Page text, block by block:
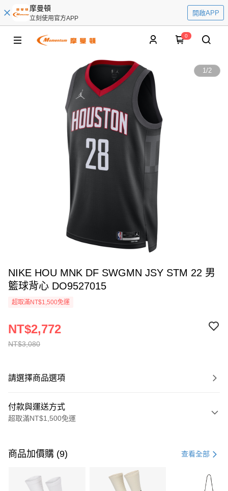
摩曼頓
立刻使用官方APP
開啟APP
0
1/2
NIKE HOU MNK DF SWGMN JSY STM 22 男
籃球背心 DO9527015
超取滿NT$1,500免運
NT$3,080
NT$2,772
請選擇商品選項
付款與運送方式
超取滿NT$1,500免運
信用卡一次付款
3 期 0 利率 每期 21家銀行
商品加價購 (9) 查看全部